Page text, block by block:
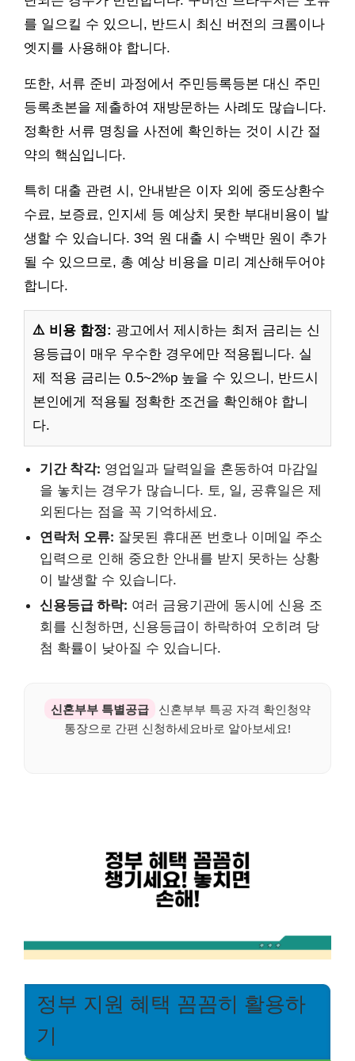
를 일으킬 수 있으니, 반드시 최신 버전의 크롬이나
엣지를 사용해야 합니다.
또한, 서류 준비 과정에서 주민등록등본 대신 주민
등록초본을 제출하여 재방문하는 사례도 많습니다.
정확한 서류 명칭을 사전에 확인하는 것이 시간 절
약의 핵심입니다.
특히 대출 관련 시, 안내받은 이자 외에 중도상환수
수료, 보증료, 인지세 등 예상치 못한 부대비용이 발
생할 수 있습니다. 3억 원 대출 시 수백만 원이 추가
될 수 있으므로, 총 예상 비용을 미리 계산해두어야
합니다.
⚠️ 비용 함정: 광고에서 제시하는 최저 금리는 신
용등급이 매우 우수한 경우에만 적용됩니다. 실
제 적용 금리는 0.5~2%p 높을 수 있으니, 반드시
본인에게 적용될 정확한 조건을 확인해야 합니
다.
기간 착각: 영업일과 달력일을 혼동하여 마감일
을 놓치는 경우가 많습니다. 토, 일, 공휴일은 제
외된다는 점을 꼭 기억하세요.
연락처 오류: 잘못된 휴대폰 번호나 이메일 주소
입력으로 인해 중요한 안내를 받지 못하는 상황
이 발생할 수 있습니다.
신용등급 하락: 여러 금융기관에 동시에 신용 조
회를 신청하면, 신용등급이 하락하여 오히려 당
첨 확률이 낮아질 수 있습니다.
신혼부부 특별공급
신혼부부 특공 자격 확인청약
통장으로 간편 신청하세요바로 알아보세요!
정부 지원 혜택 꼼꼼히 활용하
기